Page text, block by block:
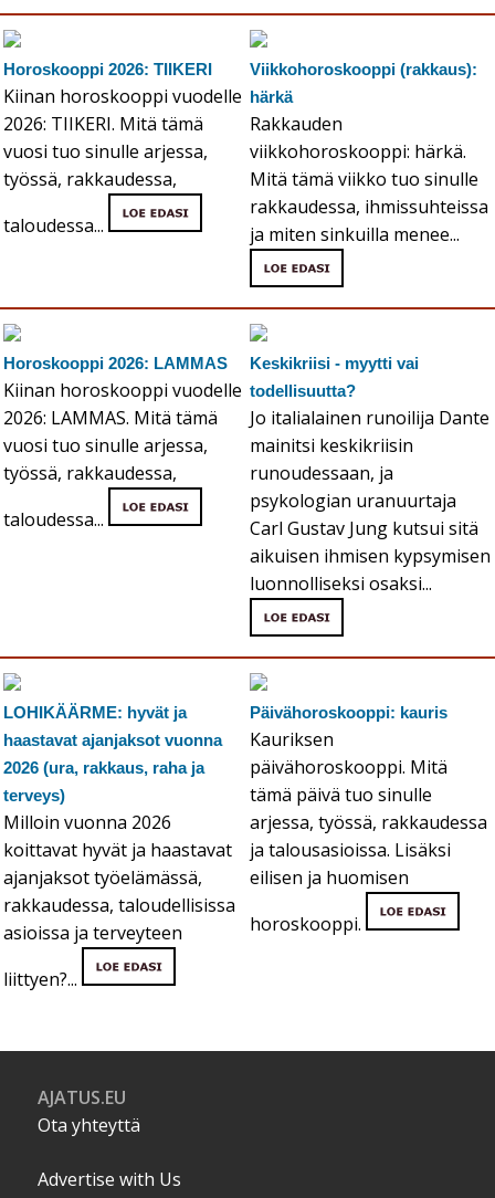
Horoskooppi 2026: TIIKERI
Kiinan horoskooppi vuodelle
2026: TIIKERI. Mitä tämä
vuosi tuo sinulle arjessa,
työssä, rakkaudessa,
taloudessa...
Viikkohoroskooppi (rakkaus):
härkä
Rakkauden
viikkohoroskooppi: härkä.
Mitä tämä viikko tuo sinulle
rakkaudessa, ihmissuhteissa
ja miten sinkuilla menee...
Horoskooppi 2026: LAMMAS
Kiinan horoskooppi vuodelle
2026: LAMMAS. Mitä tämä
vuosi tuo sinulle arjessa,
työssä, rakkaudessa,
taloudessa...
Keskikriisi - myytti vai
todellisuutta?
Jo italialainen runoilija Dante
mainitsi keskikriisin
runoudessaan, ja
psykologian uranuurtaja
Carl Gustav Jung kutsui sitä
aikuisen ihmisen kypsymisen
luonnolliseksi osaksi...
LOHIKÄÄRME: hyvät ja
haastavat ajanjaksot vuonna
2026 (ura, rakkaus, raha ja
terveys)
Milloin vuonna 2026
koittavat hyvät ja haastavat
ajanjaksot työelämässä,
rakkaudessa, taloudellisissa
asioissa ja terveyteen
liittyen?...
Päivähoroskooppi: kauris
Kauriksen
päivähoroskooppi. Mitä
tämä päivä tuo sinulle
arjessa, työssä, rakkaudessa
ja talousasioissa. Lisäksi
eilisen ja huomisen
horoskooppi.
AJATUS.EU
Ota yhteyttä
Advertise with Us